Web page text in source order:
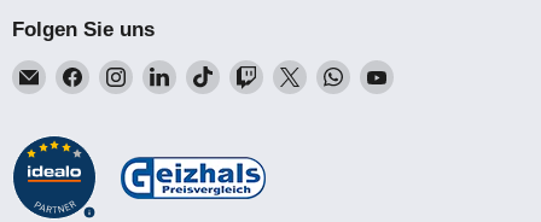
Folgen Sie uns
Email
Talk-
Finden
Sie
auf
Facebook
Finden
Sie
auf
Instagram
Finden
Sie
auf
LinkedIn
Finden
Sie
auf
TikTok
Finden
Sie
Twitch
Finden
Sie
Finden
Sie
Finden